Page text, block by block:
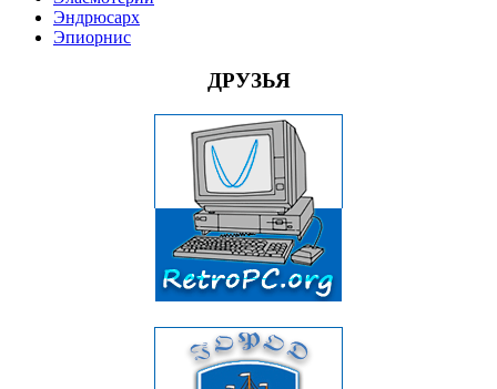
Эндрюсарх
Эпиорнис
ДРУЗЬЯ